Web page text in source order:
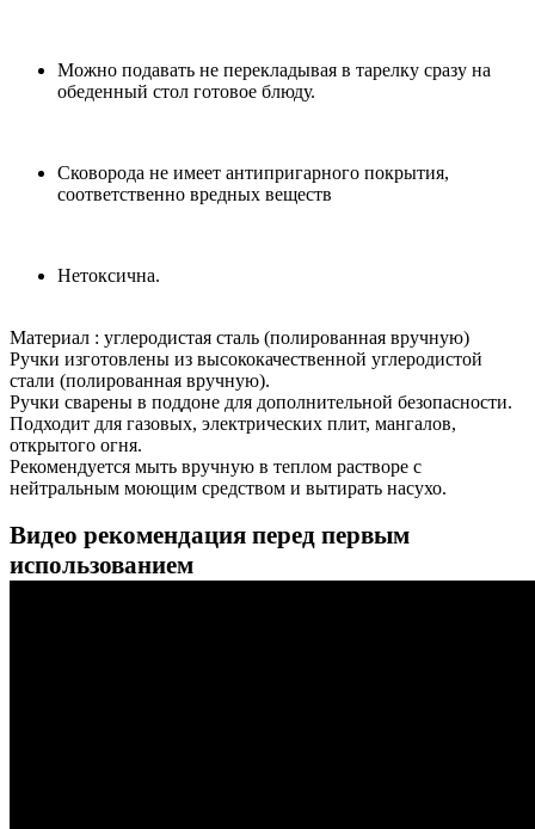
Можно подавать не перекладывая в тарелку сразу на
обеденный стол готовое блюду.
Сковорода не имеет антипригарного покрытия,
соответственно вредных веществ
Нетоксична.
Материал : углеродистая сталь (полированная вручную)
Ручки изготовлены из высококачественной углеродистой
стали (полированная вручную).
Ручки сварены в поддоне для дополнительной безопасности.
Подходит для газовых, электрических плит, мангалов,
открытого огня.
Рекомендуется мыть вручную в теплом растворе с
нейтральным моющим средством и вытирать насухо.
Видео рекомендация перед первым
использованием